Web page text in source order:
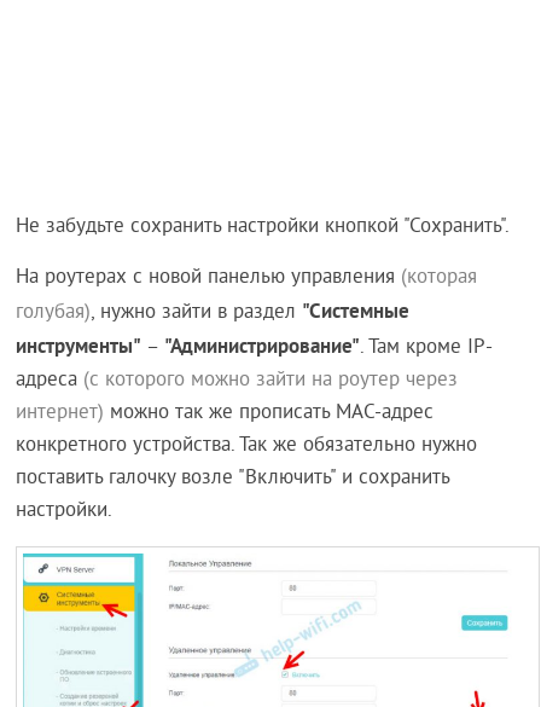
Не забудьте сохранить настройки кнопкой "Сохранить".
На роутерах с новой панелью управления (которая
голубая), нужно зайти в раздел "Системные
инструменты" – "Администрирование". Там кроме IP-
адреса (с которого можно зайти на роутер через
интернет) можно так же прописать MAC-адрес
конкретного устройства. Так же обязательно нужно
поставить галочку возле "Включить" и сохранить
настройки.